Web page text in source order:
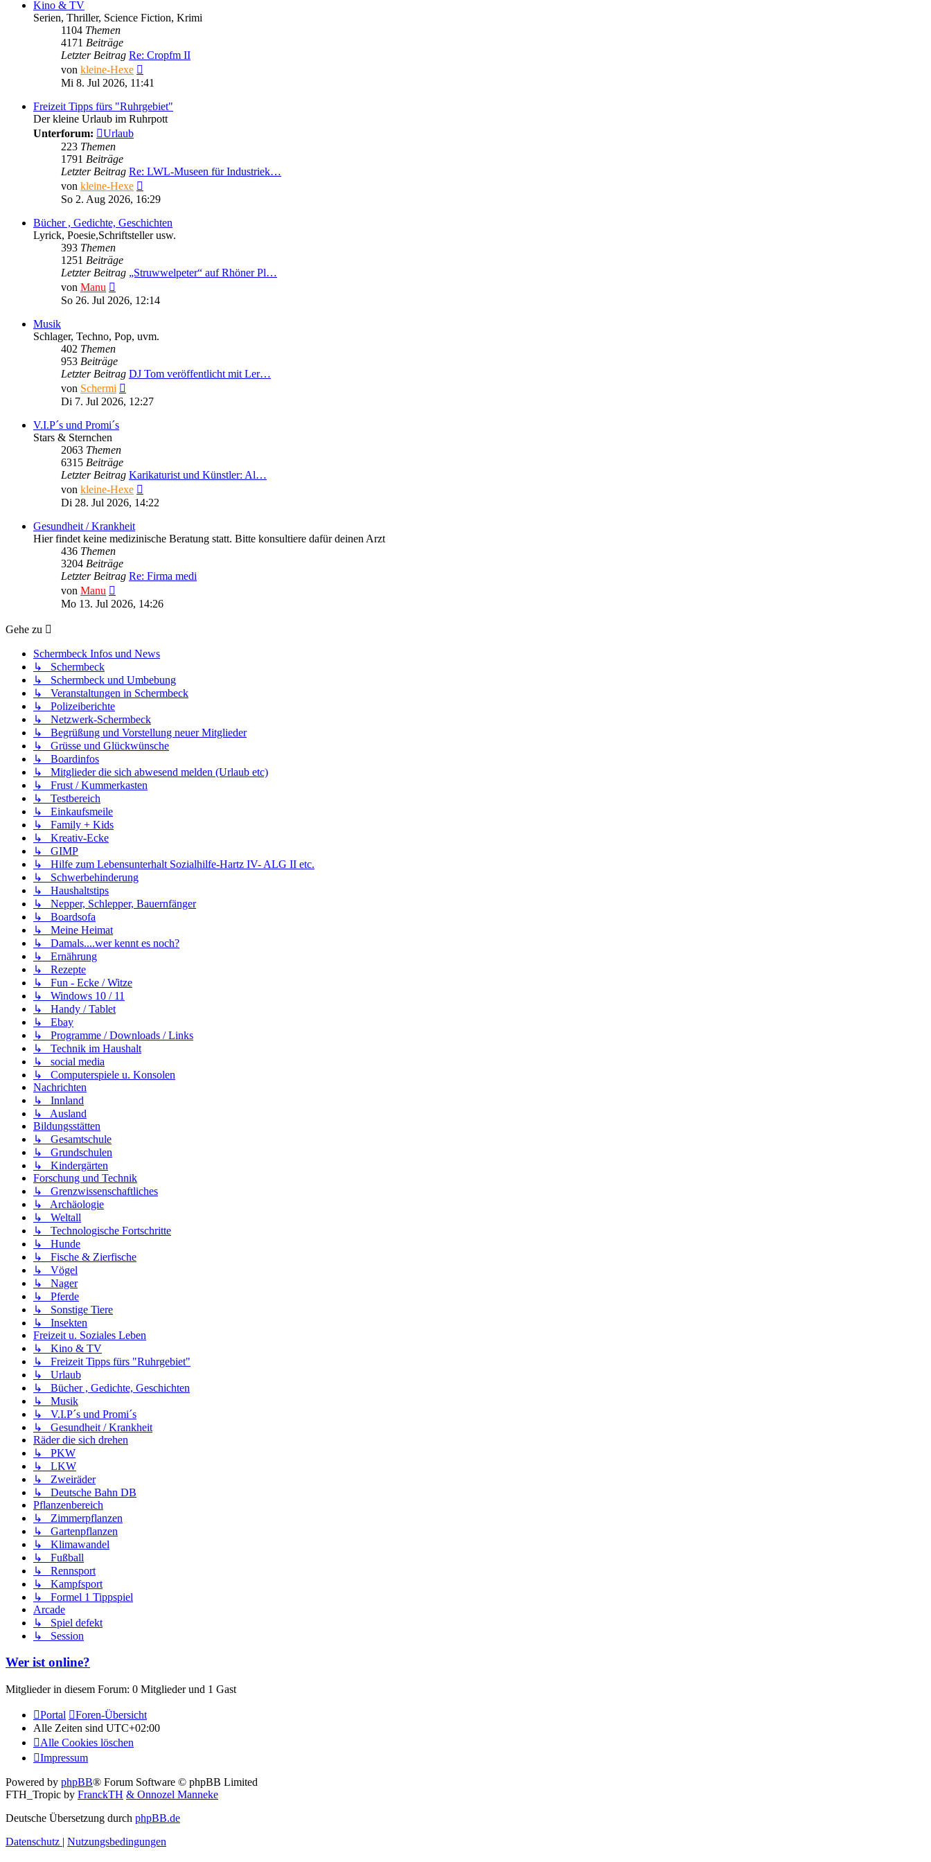
Kino & TV
Serien, Thriller, Science Fiction, Krimi
1104 Themen
4171 Beiträge
Letzter Beitrag Re: Cropfm II
von kleine-Hexe
Beitrag
Mi 8. Jul 2026, 11:41
Freizeit Tipps fürs "Ruhrgebiet"
Der kleine Urlaub im Ruhrpott
Unterforum:
Urlaub
223 Themen
1791 Beiträge
Letzter Beitrag Re: LWL-Museen für Industriek…
von kleine-Hexe
Beitrag
So 2. Aug 2026, 16:29
Bücher , Gedichte, Geschichten
Lyrick, Poesie,Schriftsteller usw.
393 Themen
1251 Beiträge
Letzter Beitrag „Struwwelpeter“ auf Rhöner Pl…
von Manu
Beitrag
So 26. Jul 2026, 12:14
Musik
Schlager, Techno, Pop, uvm.
402 Themen
953 Beiträge
Letzter Beitrag DJ Tom veröffentlicht mit Ler…
von Schermi
Beitrag
Di 7. Jul 2026, 12:27
V.I.P´s und Promi´s
Stars & Sternchen
2063 Themen
6315 Beiträge
Letzter Beitrag Karikaturist und Künstler: Al…
von kleine-Hexe
Beitrag
Di 28. Jul 2026, 14:22
Gesundheit / Krankheit
Hier findet keine medizinische Beratung statt. Bitte konsultiere dafür deinen Arzt
436 Themen
3204 Beiträge
Letzter Beitrag Re: Firma medi
von Manu
Beitrag
Mo 13. Jul 2026, 14:26
Gehe zu
Schermbeck Infos und News
↳ Schermbeck
↳ Schermbeck und Umbebung
↳ Veranstaltungen in Schermbeck
↳ Polizeiberichte
↳ Netzwerk-Schermbeck
↳ Begrüßung und Vorstellung neuer Mitglieder
↳ Grüsse und Glückwünsche
↳ Boardinfos
↳ Mitglieder die sich abwesend melden (Urlaub etc)
↳ Frust / Kummerkasten
↳ Testbereich
↳ Einkaufsmeile
↳ Family + Kids
↳ Kreativ-Ecke
↳ GIMP
↳ Hilfe zum Lebensunterhalt Sozialhilfe-Hartz IV- ALG II etc.
↳ Schwerbehinderung
↳ Haushaltstips
↳ Nepper, Schlepper, Bauernfänger
↳ Boardsofa
↳ Meine Heimat
↳ Damals....wer kennt es noch?
↳ Ernährung
↳ Rezepte
↳ Fun - Ecke / Witze
↳ Windows 10 / 11
↳ Handy / Tablet
↳ Ebay
↳ Programme / Downloads / Links
↳ Technik im Haushalt
↳ social media
↳ Computerspiele u. Konsolen
Nachrichten
↳ Innland
↳ Ausland
Bildungsstätten
↳ Gesamtschule
↳ Grundschulen
↳ Kindergärten
Forschung und Technik
↳ Grenzwissenschaftliches
↳ Archäologie
↳ Weltall
↳ Technologische Fortschritte
↳ Hunde
↳ Fische & Zierfische
↳ Vögel
↳ Nager
↳ Pferde
↳ Sonstige Tiere
↳ Insekten
Freizeit u. Soziales Leben
↳ Kino & TV
↳ Freizeit Tipps fürs "Ruhrgebiet"
↳ Urlaub
↳ Bücher , Gedichte, Geschichten
↳ Musik
↳ V.I.P´s und Promi´s
↳ Gesundheit / Krankheit
Räder die sich drehen
↳ PKW
↳ LKW
↳ Zweiräder
↳ Deutsche Bahn DB
Pflanzenbereich
↳ Zimmerpflanzen
↳ Gartenpflanzen
↳ Klimawandel
↳ Fußball
↳ Rennsport
↳ Kampfsport
↳ Formel 1 Tippspiel
Arcade
↳ Spiel defekt
↳ Session
Wer ist online?
Mitglieder in diesem Forum: 0 Mitglieder und 1 Gast
Portal
Foren-Übersicht
Alle Zeiten sind UTC+02:00
Alle Cookies löschen
Impressum
Powered by phpBB® Forum Software © phpBB Limited
FTH_Tropic by FranckTH & Onnozel Manneke
Deutsche Übersetzung durch phpBB.de
Datenschutz | Nutzungsbedingungen